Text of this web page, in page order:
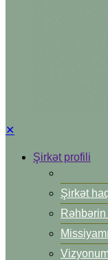
✕
Şirkət profili
Şirkət
Rəhbərin